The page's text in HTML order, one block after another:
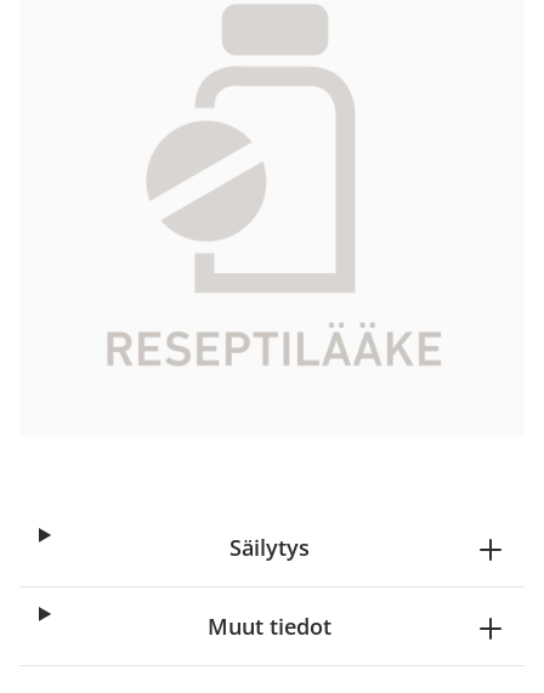
541490
Vaikuttava aine haloperidolidekanoaatti
5 x 1 ml
Essential Pharma Ltd.
Tarkista Kela-korvattavuus
Säilytys
Muut tiedot